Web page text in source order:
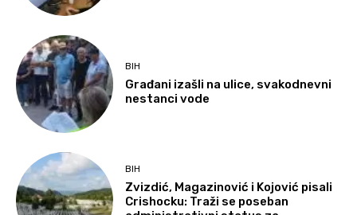
BIH
Građani izašli na ulice, svakodnevni
nestanci vode
BIH
Zvizdić, Magazinović i Kojović pisali
Crishocku: Traži se poseban